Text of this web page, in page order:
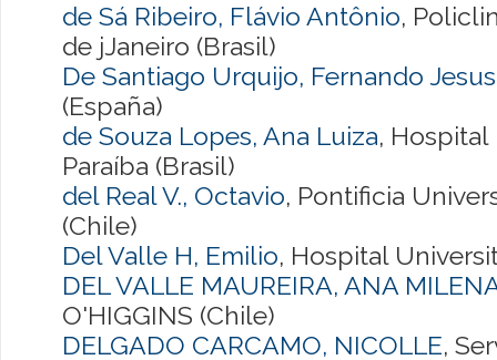
de Sá Ribeiro, Flávio Antônio,
de jJaneiro (Brasil)
De Santiago Urquijo, Fernando Jesus
(España)
de Souza Lopes, Ana Luiza, Hospital
Paraíba (Brasil)
del Real V., Octavio, Pontificia
(Chile)
Del Valle H, Emilio, Hospital
DEL VALLE MAUREIRA, ANA
O'HIGGINS (Chile)
DELGADO CARCAMO, NICOLLE,